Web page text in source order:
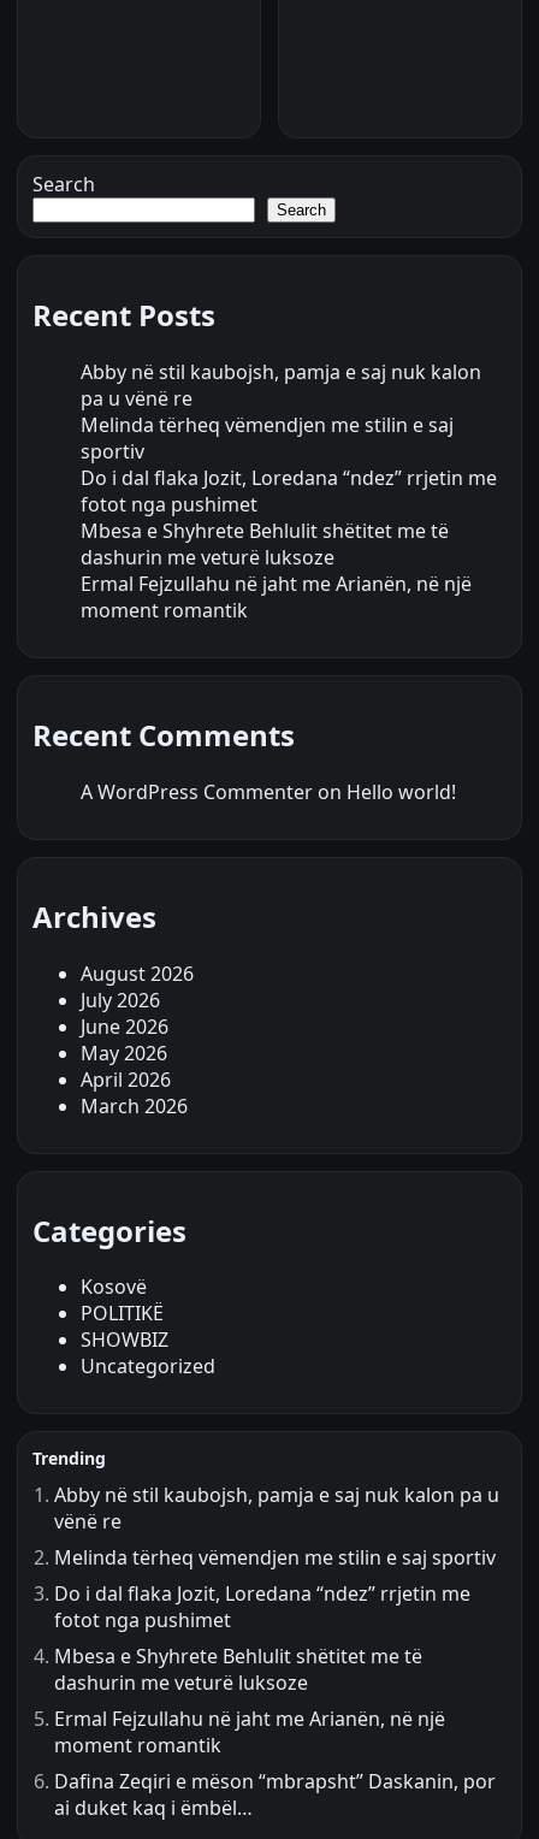
Search
Search
Recent Posts
Abby në stil kaubojsh, pamja e saj nuk kalon
pa u vënë re
Melinda tërheq vëmendjen me stilin e saj
sportiv
Do i dal flaka Jozit, Loredana “ndez” rrjetin me
fotot nga pushimet
Mbesa e Shyhrete Behlulit shëtitet me të
dashurin me veturë luksoze
Ermal Fejzullahu në jaht me Arianën, në një
moment romantik
Recent Comments
A WordPress Commenter on Hello world!
Archives
August 2026
July 2026
June 2026
May 2026
April 2026
March 2026
Categories
Kosovë
POLITIKË
SHOWBIZ
Uncategorized
Trending
Abby në stil kaubojsh, pamja e saj nuk kalon pa u
vënë re
Melinda tërheq vëmendjen me stilin e saj sportiv
Do i dal flaka Jozit, Loredana “ndez” rrjetin me
fotot nga pushimet
Mbesa e Shyhrete Behlulit shëtitet me të
dashurin me veturë luksoze
Ermal Fejzullahu në jaht me Arianën, në një
moment romantik
Dafina Zeqiri e mëson “mbrapsht” Daskanin, por
ai duket kaq i ëmbël…